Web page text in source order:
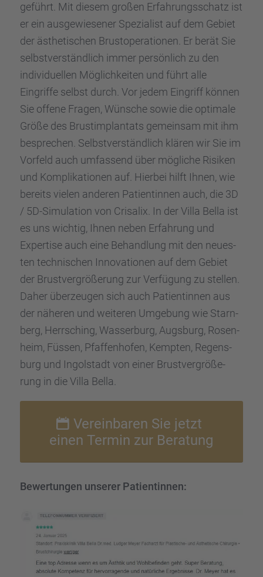
ge­führt. Mit diesem großen Erfah­rungs­schatz ist
er ein ausge­wie­se­ner Spezia­list auf dem Gebiet
der ästhe­ti­schen Brust­ope­ra­tio­nen. Er berät Sie
selbst­ver­ständ­lich immer persön­lich zu den
indivi­du­el­len Möglich­kei­ten und führt alle
Eingriffe selbst durch. Vor jedem Eingriff können
Sie offene Fragen, Wünsche sowie die optimale
Größe des Brust­im­plan­tats gemein­sam mit ihm
bespre­chen. Selbst­ver­ständ­lich klären wir Sie im
Vorfeld auch umfas­send über mögli­che Risiken
und Kompli­ka­tio­nen auf. Hierbei hilft Ihnen, wie
bereits vielen anderen Patien­tin­nen auch, die 3D
/ 5D-Simula­tion von Crisa­lix. In der Villa Bella ist
es uns wichtig, Ihnen neben Erfah­rung und
Exper­tise auch eine Behand­lung mit den neues­
ten techni­schen Innova­tio­nen auf dem Gebiet
der Brust­ver­grö­ße­rung zur Verfü­gung zu stellen.
Daher überzeu­gen sich auch Patien­tin­nen aus
der näheren und weite­ren Umgebung wie Starn­
berg, Herrsching, Wasser­burg, Augsburg, Rosen­
heim, Füssen, Pfaffen­ho­fen, Kempten, Regens­
burg und Ingol­stadt von einer Brust­ver­grö­ße­
rung in die Villa Bella.
Verein­ba­ren Sie jetzt
einen Termin zur Beratung
Bewer­tun­gen unserer Patien­tin­nen: